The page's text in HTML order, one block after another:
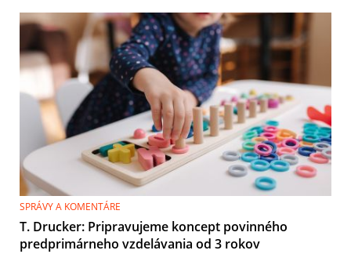
SPRÁVY A KOMENTÁRE
T. Drucker: Pripravujeme koncept povinného
predprimárneho vzdelávania od 3 rokov